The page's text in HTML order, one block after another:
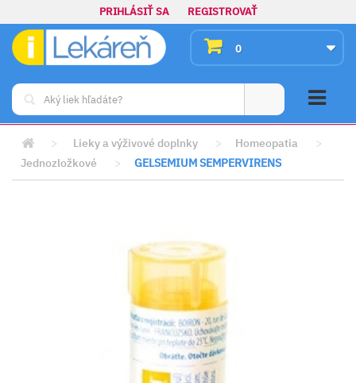
PRIHLÁSIŤ SA REGISTROVAŤ
0
> Lieky a výživové doplnky > Homeopatia
>
Jednozložkové
> GELSEMIUM SEMPERVIRENS